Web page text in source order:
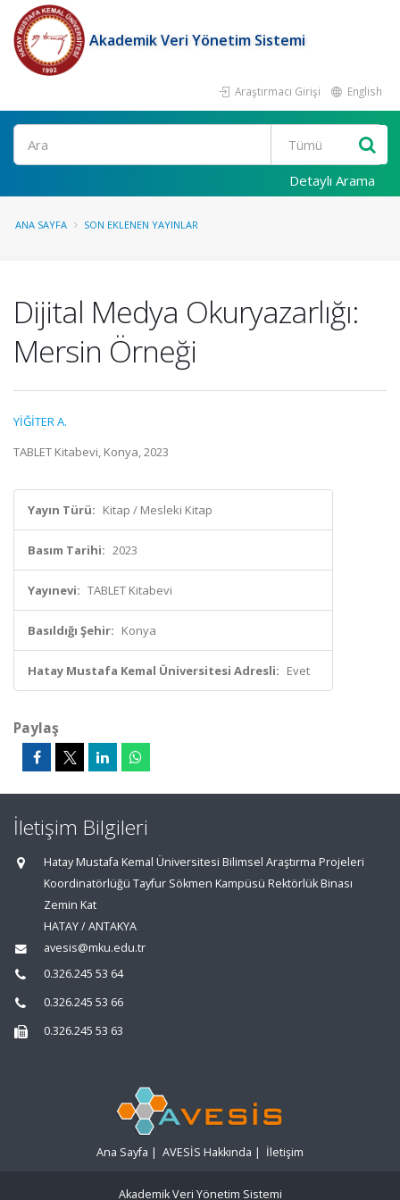
Akademik Veri Yönetim Sistemi
Araştırmacı Girişi English
Ara
Detaylı Arama
ANA SAYFA SON EKLENEN YAYINLAR
Dijital Medya Okuryazarlığı:
Mersin Örneği
YİĞİTER A.
TABLET Kitabevi, Konya, 2023
Yayın Türü: Kitap / Mesleki Kitap
Basım Tarihi: 2023
Yayınevi: TABLET Kitabevi
Basıldığı Şehir: Konya
Hatay Mustafa Kemal Üniversitesi Adresli: Evet
Paylaş
İletişim Bilgileri
Hatay Mustafa Kemal Üniversitesi Bilimsel Araştırma Projeleri
Koordinatörlüğü Tayfur Sökmen Kampüsü Rektörlük Binası
Zemin Kat
HATAY / ANTAKYA
avesis@mku.edu.tr
0.326.245 53 64
0.326.245 53 66
0.326.245 53 63
Ana Sayfa | AVESİS Hakkında | İletişim
Akademik Veri Yönetim Sistemi